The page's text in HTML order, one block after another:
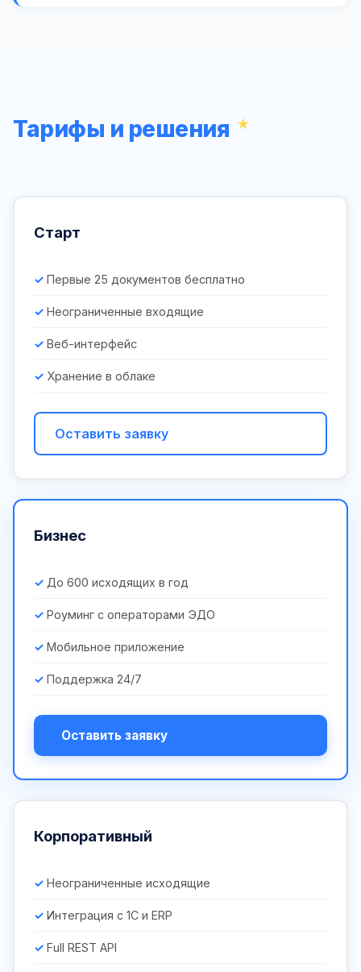
Тарифы и решения
Старт
Первые 25 документов бесплатно
Неограниченные входящие
Веб-интерфейс
Хранение в облаке
Оставить заявку
Бизнес
До 600 исходящих в год
Роуминг с операторами ЭДО
Мобильное приложение
Поддержка 24/7
Оставить заявку
Корпоративный
Неограниченные исходящие
Интеграция с 1С и ERP
Full REST API